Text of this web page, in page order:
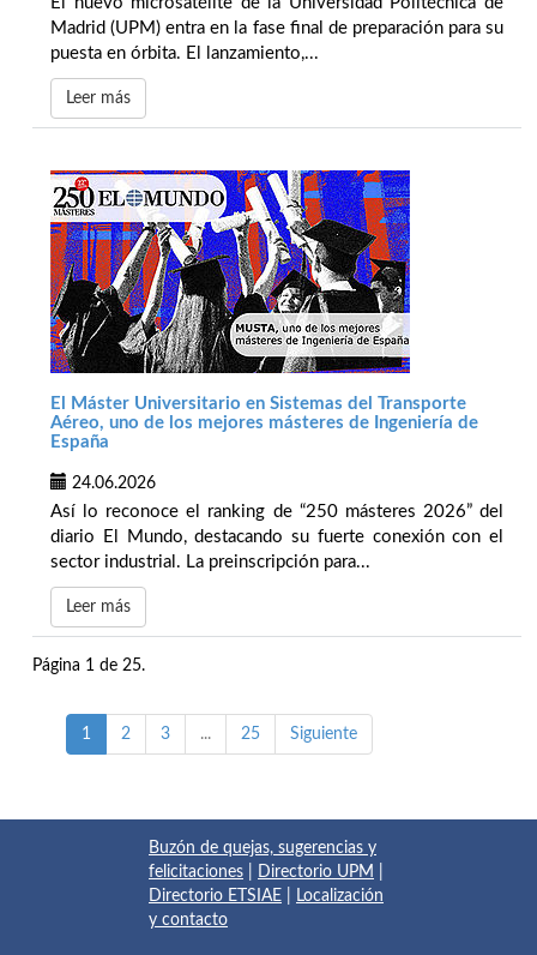
Madrid (UPM) entra en la fase final de preparación para su
puesta en órbita. El lanzamiento,...
Leer más
El Máster Universitario en Sistemas del Transporte
Aéreo, uno de los mejores másteres de Ingeniería de
España
24.06.2026
Así lo reconoce el ranking de “250 másteres 2026” del
diario El Mundo, destacando su fuerte conexión con el
sector industrial. La preinscripción para...
Leer más
Página 1 de 25.
1 2 3 ... 25 Siguiente
Buzón de quejas, sugerencias y
felicitaciones
Directorio UPM
Directorio ETSIAE
Localización
y contacto